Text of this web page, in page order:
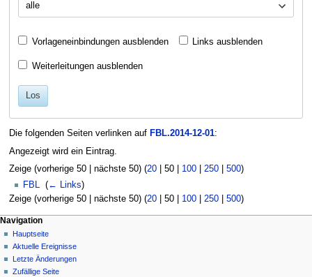
alle
Vorlageneinbindungen ausblenden Links ausblenden
Weiterleitungen ausblenden
Los
Die folgenden Seiten verlinken auf FBL.2014-12-01:
Angezeigt wird ein Eintrag.
Zeige (vorherige 50| nächste 50) (20| 50| 100| 250| 500)
FBL (← Links)
Zeige (vorherige 50| nächste 50) (20| 50| 100| 250| 500)
Navigation
Hauptseite
Aktuelle Ereignisse
Letzte Änderungen
Zufällige Seite